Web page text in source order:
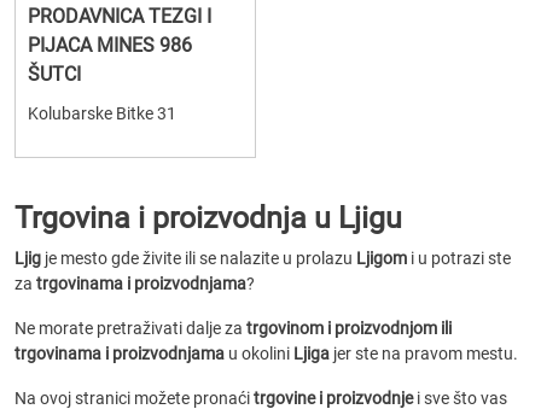
PRODAVNICA TEZGI I
PIJACA MINES 986
ŠUTCI
Kolubarske Bitke 31
Trgovina i proizvodnja u Ljigu
Ljig je mesto gde živite ili se nalazite u prolazu Ljigom i u potrazi ste
za trgovinama i proizvodnjama?
Ne morate pretraživati dalje za trgovinom i proizvodnjom ili
trgovinama i proizvodnjama u okolini Ljiga jer ste na pravom mestu.
Na ovoj stranici možete pronaćitrgovine i proizvodnjei sve što vas